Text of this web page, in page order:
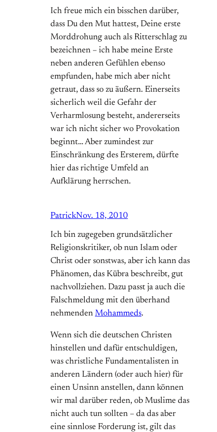
Ich freue mich ein bisschen darüber,
dass Du den Mut hattest, Deine erste
Morddrohung auch als Ritterschlag zu
bezeichnen – ich habe meine Erste
neben anderen Gefühlen ebenso
empfunden, habe mich aber nicht
getraut, dass so zu äußern. Einerseits
sicherlich weil die Gefahr der
Verharmlosung besteht, andererseits
war ich nicht sicher wo Provokation
beginnt… Aber zumindest zur
Einschränkung des Ersterem, dürfte
hier das richtige Umfeld an
Aufklärung herrschen.
PatrickNov. 18, 2010
Ich bin zugegeben grundsätzlicher
Religionskritiker, ob nun Islam oder
Christ oder sonstwas, aber ich kann das
Phänomen, das Kübra beschreibt, gut
nachvollziehen. Dazu passt ja auch die
Falschmeldung mit den überhand
nehmenden Mohammeds.
Wenn sich die deutschen Christen
hinstellen und dafür entschuldigen,
was christliche Fundamentalisten in
anderen Ländern (oder auch hier) für
einen Unsinn anstellen, dann können
wir mal darüber reden, ob Muslime das
nicht auch tun sollten – da das aber
eine sinnlose Forderung ist, gilt das